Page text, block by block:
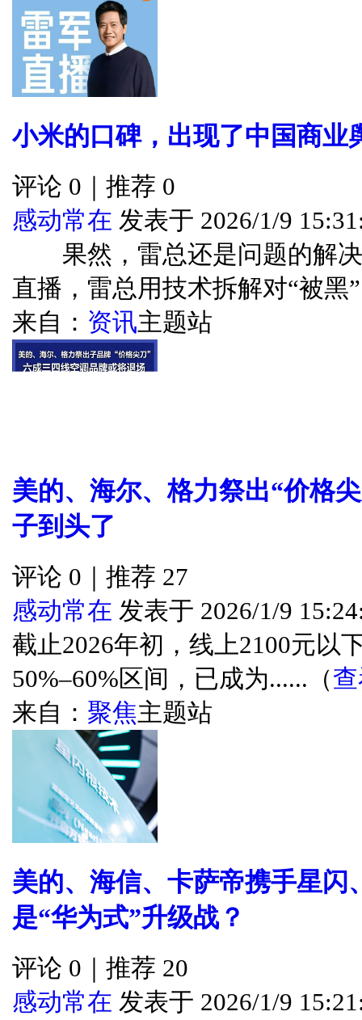
小米的口碑，出现了中国商业
评论 0｜推荐 0
感动常在 发表于 2026/1/9
果然，雷总还是问题的解
直播，雷总用技术拆解对“被黑
来自： 资讯主题站
美的、海尔、格力祭出“价格
子到头了
评论 0｜推荐 27
感动常在 发表于 2026/1/9
截止2026年初，线上2100元以
50%–60%区间，已成为......（
来自： 聚焦主题站
美的、海信、卡萨帝携手星闪
是“华为式”升级战？
评论 0｜推荐 20
感动常在 发表于 2026/1/9